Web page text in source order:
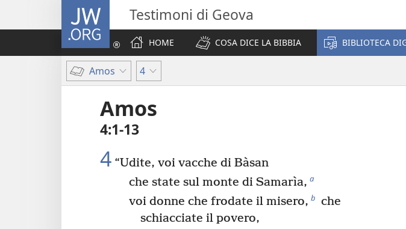
JW.ORG Testimoni di Geova
HOME
COSA DICE LA BIBBIA BIBLIOTECA
Amos 4
Amos
4:1-13
4 “Udite, voi vacche di Bàsan
che state sul monte di Samarìa, a
voi donne che frodate il misero, b che
schiacciate il povero,